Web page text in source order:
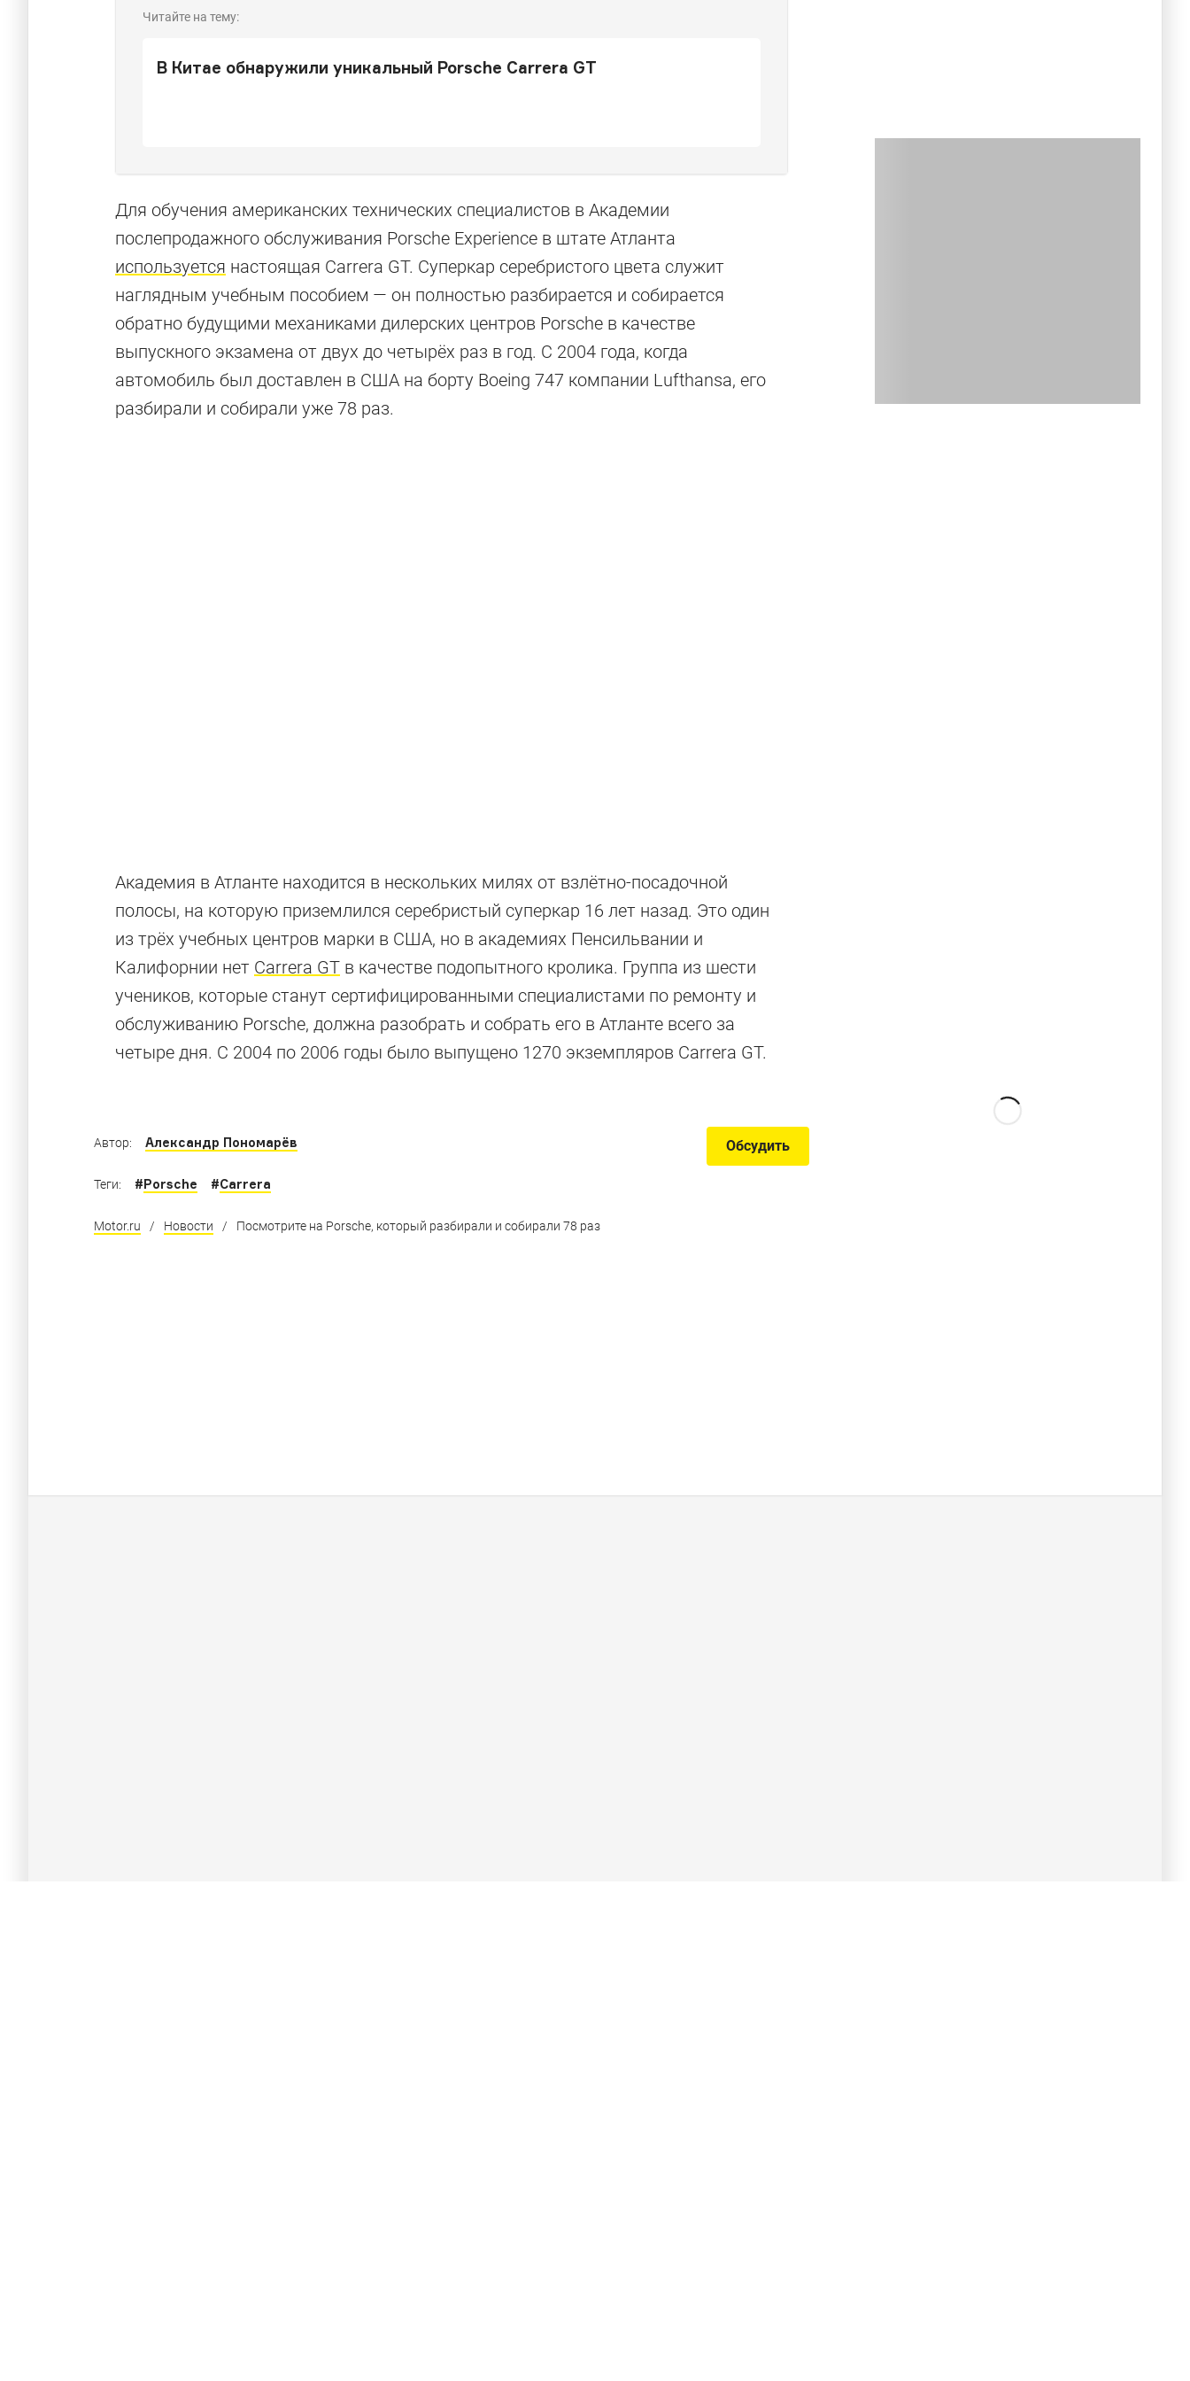
Читайте на тему:
В Китае обнаружили уникальный Porsche Carrera GT
Для обучения американских технических специалистов в Академии
послепродажного обслуживания Porsche Experience в штате Атланта
используется настоящая Carrera GT. Суперкар серебристого цвета служит
наглядным учебным пособием — он полностью разбирается и собирается
обратно будущими механиками дилерских центров Porsche в качестве
выпускного экзамена от двух до четырёх раз в год. С 2004 года, когда
автомобиль был доставлен в США на борту Boeing 747 компании Lufthansa, его
разбирали и собирали уже 78 раз.
Академия в Атланте находится в нескольких милях от взлётно-посадочной
полосы, на которую приземлился серебристый суперкар 16 лет назад. Это один
из трёх учебных центров марки в США, но в академиях Пенсильвании и
Калифорнии нет Carrera GT в качестве подопытного кролика. Группа из шести
учеников, которые станут сертифицированными специалистами по ремонту и
обслуживанию Porsche, должна разобрать и собрать его в Атланте всего за
четыре дня. С 2004 по 2006 годы было выпущено 1270 экземпляров Carrera GT.
Самые мощные Porsche в
мире
Гипермощные версии Porsche, рядом с которыми 911 Turbo S выглядит овощем
Обсудить
Автор: Александр Пономарёв
Теги: #Porsche #Carrera
Motor.ru / Новости / Посмотрите на Porsche, который разбирали и собирали 78 раз